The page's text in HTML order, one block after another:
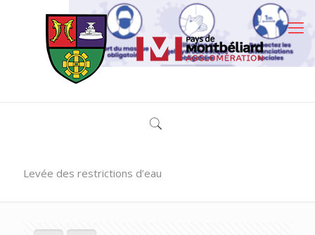
Levée des restrictions d’eau